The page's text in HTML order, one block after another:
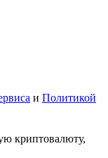
и Политикой
криптовалюту,